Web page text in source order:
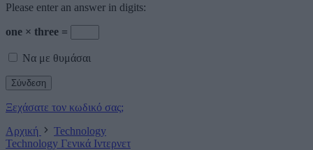
Please enter an answer in digits:
one × three =
Να με θυμάσαι
Ξεχάσατε τον κωδικό σας;
Αρχική
Technology
Technology Γενικά Ιντερνετ